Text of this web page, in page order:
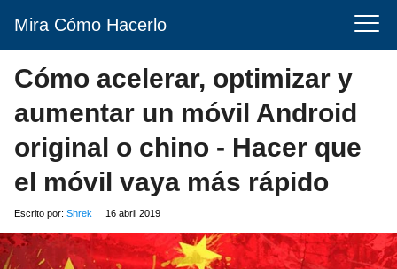
Mira Cómo Hacerlo
Cómo acelerar, optimizar y
aumentar un móvil Android
original o chino - Hacer que
el móvil vaya más rápido
Escrito por: Shrek 16 abril 2019